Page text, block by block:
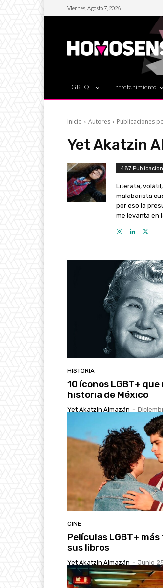
Viernes, Agosto 7, 2026
LGBTQ+ Entretenimiento
Inicio Autores Publicaciones
Yet Akatzin
487
Literata,
malabarista
por eso la
me levanta en
HISTORIA
10 íconos LGBT+
historia de México
Yet Akatzin Almazán -
CINE
Películas LGBT+
sus libros
Yet Akatzin Almazán - Junio